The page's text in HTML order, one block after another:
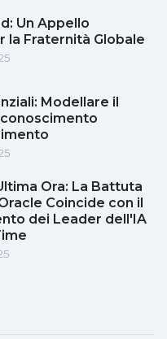
Un Appello
la Fraternità Globale
Modellare il
Ora: La Battuta
Coincide con il
dei Leader dell'IA